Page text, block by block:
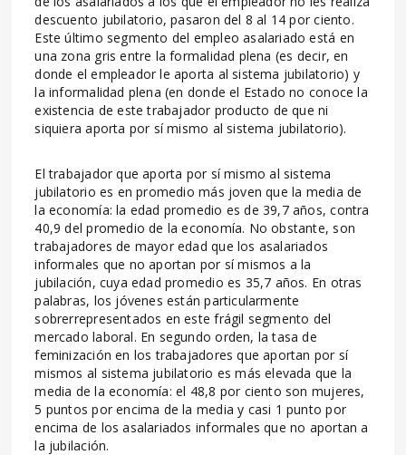
descuento jubilatorio, pasaron del 8 al 14 por ciento.
Este último segmento del empleo asalariado está en
una zona gris entre la formalidad plena (es decir, en
donde el empleador le aporta al sistema jubilatorio) y
la informalidad plena (en donde el Estado no conoce la
existencia de este trabajador producto de que ni
siquiera aporta por sí mismo al sistema jubilatorio).
El trabajador que aporta por sí mismo al sistema
jubilatorio es en promedio más joven que la media de
la economía: la edad promedio es de 39,7 años, contra
40,9 del promedio de la economía. No obstante, son
trabajadores de mayor edad que los asalariados
informales que no aportan por sí mismos a la
jubilación, cuya edad promedio es 35,7 años. En otras
palabras, los jóvenes están particularmente
sobrerrepresentados en este frágil segmento del
mercado laboral. En segundo orden, la tasa de
feminización en los trabajadores que aportan por sí
mismos al sistema jubilatorio es más elevada que la
media de la economía: el 48,8 por ciento son mujeres,
5 puntos por encima de la media y casi 1 punto por
encima de los asalariados informales que no aportan a
la jubilación.